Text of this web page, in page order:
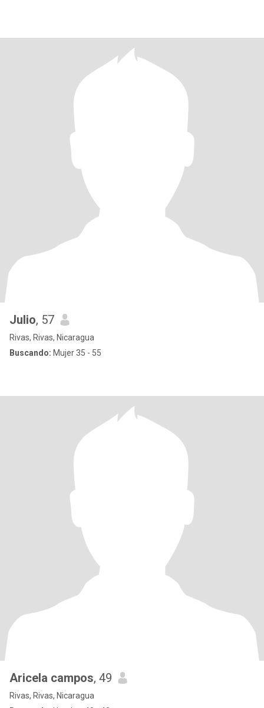
Julio, 57
Rivas, Rivas, Nicaragua
Buscando: Mujer 35 - 55
Aricela campos, 49
Rivas, Rivas, Nicaragua